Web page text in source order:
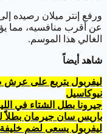
عن أقرب منافسيه، مما
الغالي هذا الموسم.
شاهد أيضاً
ليفربول يتربع على عرش
نيوكاسيل
جيرونا بطل الشتاء في
باريس سان جيرمان بطلاً
ليفربول يسعى لضم